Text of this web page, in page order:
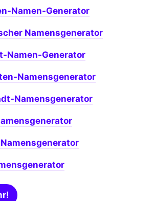
Namen-Generator
Namensgenerator
Namen-Generator
Namensgenerator
Namensgenerator